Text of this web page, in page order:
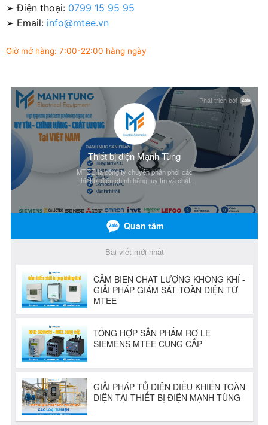
➢ Điện thoại: 0799 15 95 95
➢ Email: info@mtee.vn
Giờ mở hàng: 7:00-22:00 hàng ngày